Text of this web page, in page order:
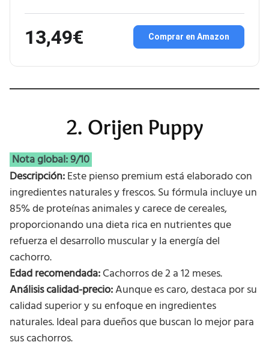
13,49€ Comprar en Amazon
2. Orijen Puppy
Nota global: 9/10
Descripción:Este pienso premium está elaborado con
ingredientes naturales y frescos. Su fórmula incluye un
85% de proteínas animales y carece de cereales,
proporcionando una dieta rica en nutrientes que
refuerza el desarrollo muscular y la energía del
cachorro.
Edad recomendada:Cachorros de 2 a 12 meses.
Análisis calidad-precio:Aunque es caro, destaca por su
calidad superior y su enfoque en ingredientes
naturales. Ideal para dueños que buscan lo mejor para
sus cachorros.